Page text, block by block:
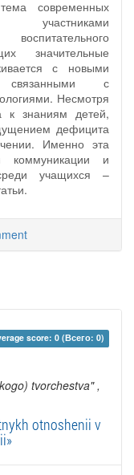
современных
значительные
с новыми
с
Несмотря
к знаниям детей,
дефицита
Именно эта
коммуникации и
учащихся –
score: 0 (Всего: 0)
tvorchestva" ,
otnoshenii v